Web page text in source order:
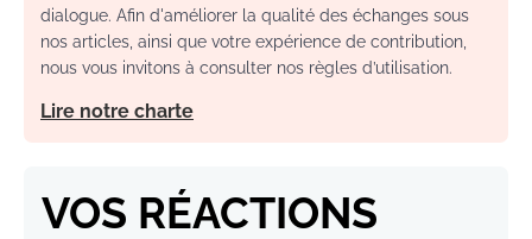
dialogue. Afin d'améliorer la qualité des échanges sous
nos articles, ainsi que votre expérience de contribution,
nous vous invitons à consulter nos règles d’utilisation.
Lire notre charte
VOS RÉACTIONS